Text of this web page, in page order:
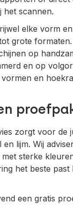
het scannen.
elke vorm
grote formaten.
op
en op
en
zorgt voor de
en lijm. Wij
sterke
het beste past
een gratis